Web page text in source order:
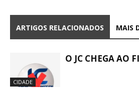
ARTIGOS RELACIONADOS MAIS
CIDADE
O JC CHEGA AO